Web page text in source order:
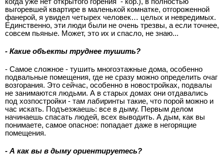
выгоревшей квартире в маленькой комнатке, отгороженной
фанерой, я увидел четырех человек… целых и невредимых.
Единственно, эти люди были не очень трезвы, а если точнее,
совсем пьяные. Может, это их и спасло, не знаю...
- Какие объекты труднее тушить?
- Самое сложное - тушить многоэтажные дома, особенно
подвальные помещения, где не сразу можно определить очаг
возгорания. Это сейчас, особенно в новостройках, подвалы
не занимаются людьми. А в старых домах они отдавались
под хозпостройки - там лабиринты такие, что порой можно и
час искать. Подъезжаешь: все в дыму. Первым делом
начинаешь спасать людей, всех выводить. А дым, как вы
понимаете, самое опасное: попадает даже в негорящие
помещения.
- А как вы в дыму ориентируетесь?